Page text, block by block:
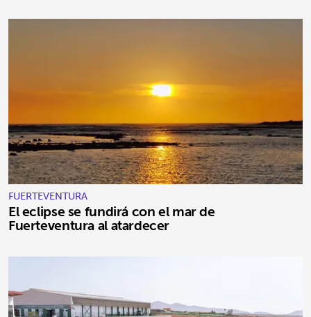
FUERTEVENTURA
El eclipse se fundirá con el mar de
Fuerteventura al atardecer